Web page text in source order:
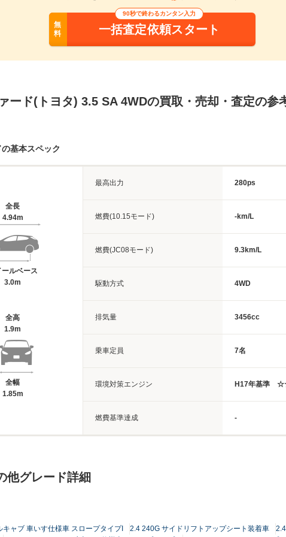
無
料
90秒で終わるカンタン入力
一括査定依頼スタート
ード(トヨタ) 3.5 SA 4WDの買取・売却・査定の参
基本スペック
全長
4.94m
ールベース
3.0m
全高
1.9m
全幅
1.85m
最高出力 280ps
燃費(10.15モード) -km/L
燃費(JC08モード) 9.3km/L
駆動方式 4WD
排気量 3456cc
乗車定員 7名
環境対策エンジン H17年基準
燃費基準達成 -
他グレード詳細
ャブ 車いす仕様車 スロープタイプI 2.4 240G サイドリフトアップシート装着車